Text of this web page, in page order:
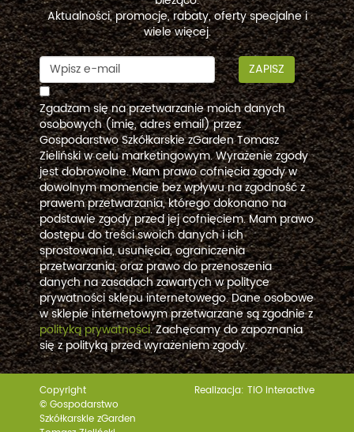
Aktualności, promocje, rabaty, oferty specjalne i
wiele więcej.
ZAPISZ
Zgadzam się na przetwarzanie moich danych
osobowych (imię, adres email) przez
Gospodarstwo Szkółkarskie zGarden Tomasz
Zieliński w celu marketingowym. Wyrażenie zgody
jest dobrowolne. Mam prawo cofnięcia zgody w
dowolnym momencie bez wpływu na zgodność z
prawem przetwarzania, którego dokonano na
podstawie zgody przed jej cofnięciem. Mam prawo
dostępu do treści swoich danych i ich
sprostowania, usunięcia, ograniczenia
przetwarzania, oraz prawo do przenoszenia
danych na zasadach zawartych w polityce
prywatności sklepu internetowego. Dane osobowe
w sklepie internetowym przetwarzane są zgodnie z
polityką prywatności. Zachęcamy do zapoznania
się z polityką przed wyrażeniem zgody.
Copyright
© Gospodarstwo
Szkółkarskie zGarden
Realizacja: TiO interactive